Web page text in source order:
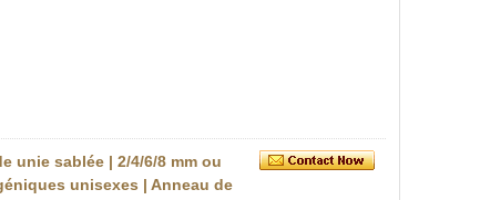
unie sablée | 2/4/6/8 mm ou
unisexes | Anneau de